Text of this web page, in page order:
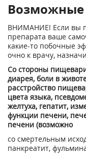
ВНИМАНИЕ! Если вы
препарата ваше
какие-то побочные
очно к врачу,
Со стороны
диарея, боли в
расстройство
цвета языка,
желтуха, гепатит,
функции печени,
печени (возможно
со смертельным
панкреатит,